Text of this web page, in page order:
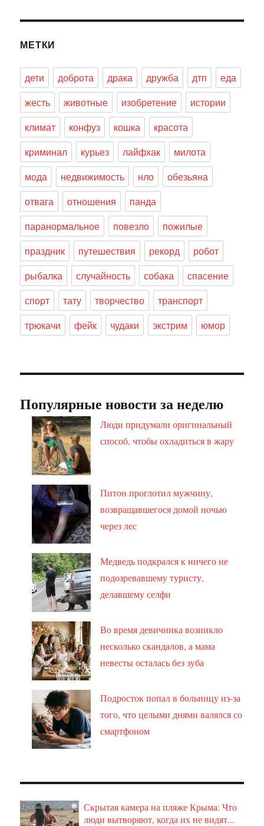
МЕТКИ
дети доброта драка дружба дтп
еда
жесть
животные изобретение
истории
климат
конфуз кошка
красота
криминал
курьез лайфхак
милота
мода
недвижимость нло
обезьяна
отвага
отношения
панда
паранормальное
повезло
пожилые
праздник
путешествия рекорд
робот
рыбалка
случайность собака
спасение
спорт
тату творчество
транспорт
трюкачи
фейк чудаки экстрим юмор
Популярные новости за неделю
Люди придумали оригинальный
способ, чтобы охладиться в жару
Питон проглотил мужчину,
возвращавшегося домой ночью
через лес
Медведь подкрался к ничего не
подозревавшему туристу,
делавшему селфи
Во время девичника возникло
несколько скандалов, а мама
невесты осталась без зуба
Подросток попал в больницу из-за
того, что целыми днями валялся со
смартфоном
i
Скрытая камера на пляже Крыма: Что
люди вытворяют, когда их не видят...